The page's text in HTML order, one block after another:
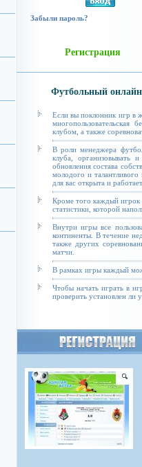
Забыли пароль?
Регистрация
Футбольный
Если вы поклонник игр в
клубом, а также
В роли менеджера
клуба, организовывать
обновления состава
молодого и талантливого
для вас открыта и
Кроме того каждый игрок
статистики, которой
Внутри игры все
континенты. В течение
также других
матчи.
В рамках игры каждый
Чтобы начать играть в
проверить установлен ли